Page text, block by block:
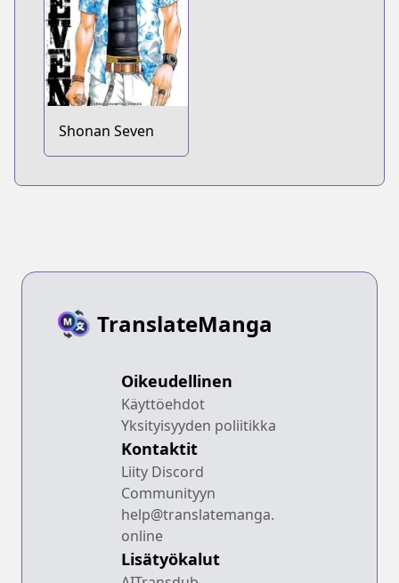
Shonan Seven
TranslateManga
Oikeudellinen
Käyttöehdot
Yksityisyyden poliitikka
Kontaktit
Liity Discord
Communityyn
help@translatemanga.
online
Lisätyökalut